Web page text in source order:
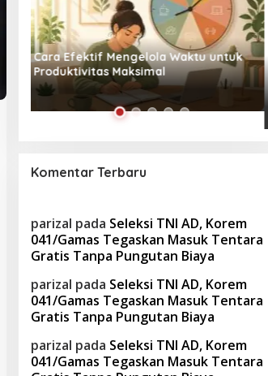
Tanpa Skrip, Penuh Interaksi:
‘Beghusik Ghumah Nggi’ Hadirkan
Ruang Digital Seperti Rumah Sendiri
Komentar Terbaru
parizal pada Seleksi TNI AD, Korem
041/Gamas Tegaskan Masuk Tentara
Gratis Tanpa Pungutan Biaya
parizal pada Seleksi TNI AD, Korem
041/Gamas Tegaskan Masuk Tentara
Gratis Tanpa Pungutan Biaya
parizal pada Seleksi TNI AD, Korem
041/Gamas Tegaskan Masuk Tentara